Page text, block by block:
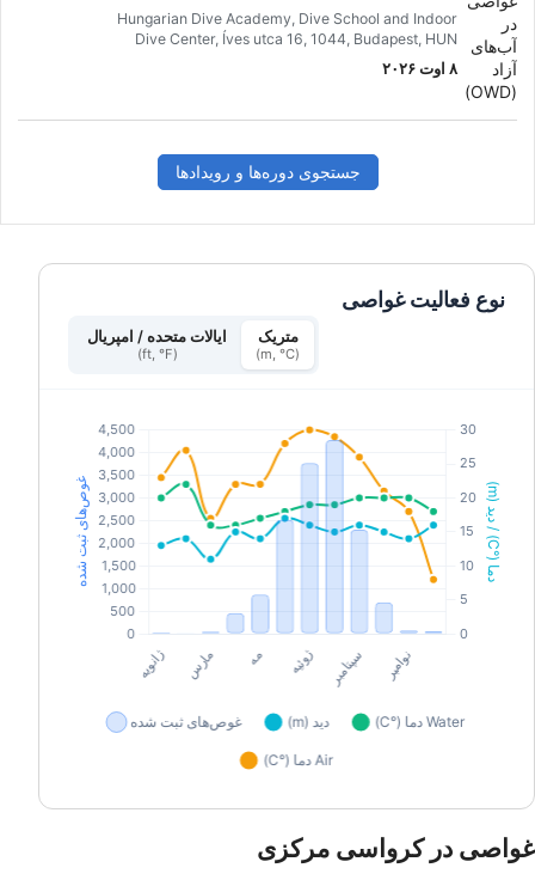
Hungarian Dive Academy, Dive School and Indoor
Dive Center, Íves utca 16, 1044, Budapest, HUN
۸ اوت ۲۰۲۶
جستجوی دوره‌ها و رویدادها
نوع فعالیت غواصی
متریک
(m, °C)
ایالات متحده / امپریال
(ft, °F)
غواصی در کرواسی مرکزی